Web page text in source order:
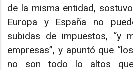
de la misma entidad,
Europa y España no
subidas de impuestos, “y
empresas”, y apuntó que
no son todo lo altos